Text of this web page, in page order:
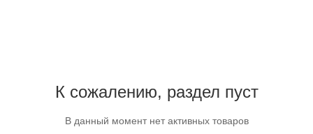
К сожалению, раздел пуст
В данный момент нет активных товаров